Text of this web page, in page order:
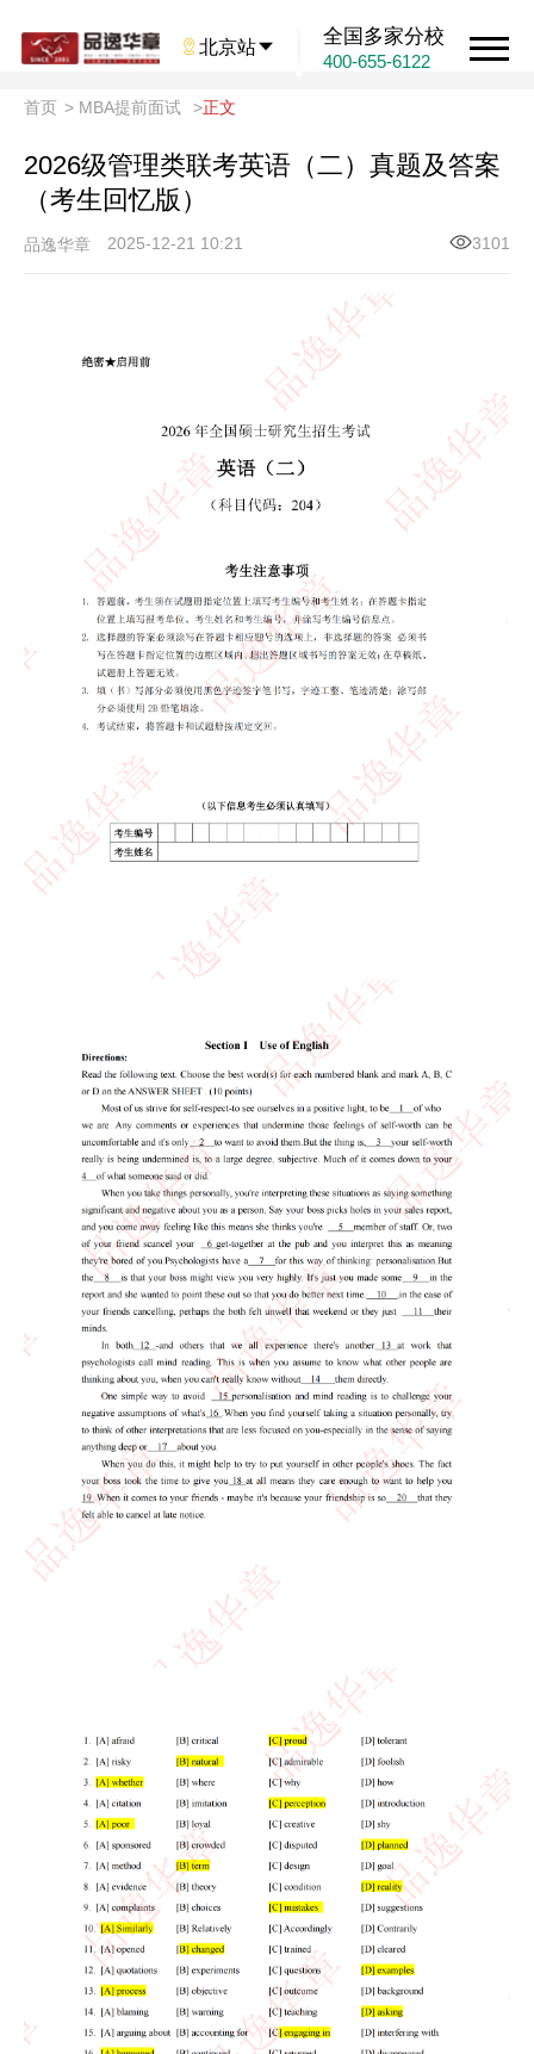
北京站 全国多家分校
400-655-6122
首页 > MBA提前面试 >正文
2026级管理类联考英语（二）真题及答案
（考生回忆版）
品逸华章 2025-12-21 10:21 3101